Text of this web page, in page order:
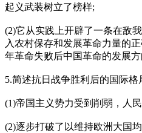
起义武装树立了榜样;
(2)它从实践上开辟了一条在敌
入农村保存和发展革命力量的
年革命失败后中国革命的发展方
5.简述抗日战争胜利后的国际格
(1)帝国主义势力受到削弱，人
(2)逐步打破了以维持欧洲大国